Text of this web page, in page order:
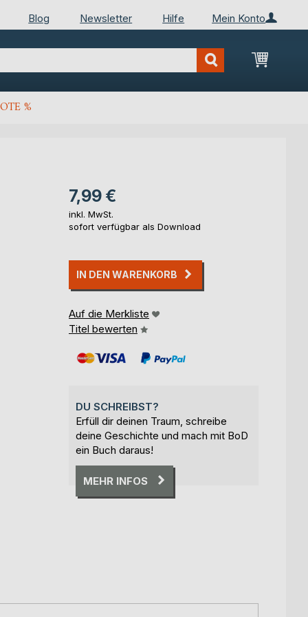
Mein Konto
Blog Newsletter Hilfe
Mein
%
7,99 €
inkl. MwSt.
sofort verfügbar als Download
IN DEN WARENKORB
Auf die Merkliste
Titel bewerten
DU SCHREIBST?
Erfüll dir deinen Traum, schreibe
deine Geschichte und mach mit BoD
ein Buch daraus!
MEHR INFOS